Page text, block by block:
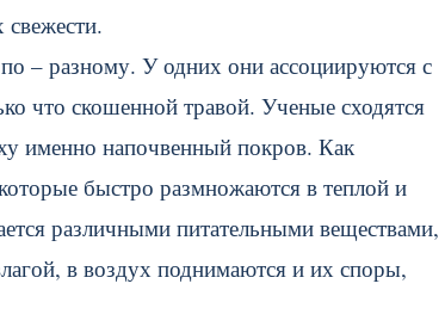
– разному. У одних они ассоциируются с
что скошенной травой. Ученые сходятся
именно напочвенный покров. Как
быстро размножаются в теплой и
различными питательными веществами,
в воздух поднимаются и их споры,